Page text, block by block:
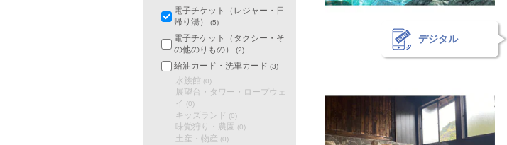
デジタル
電子チケット（レジャー・日
帰り湯）
(5)
電子チケット（タクシー・そ
の他のりもの）
(2)
給油カード・洗車カード (3)
水族館 (0)
展望台・タワー・ロープウェ
イ
(0)
キッズランド (0)
味覚狩り・農園 (0)
土産・物産 (0)